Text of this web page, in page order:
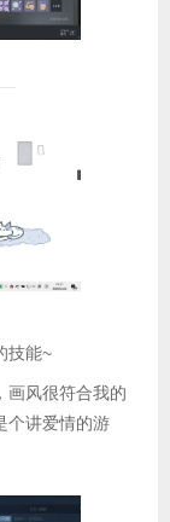
技能~
画风很符合我的
个讲爱情的游